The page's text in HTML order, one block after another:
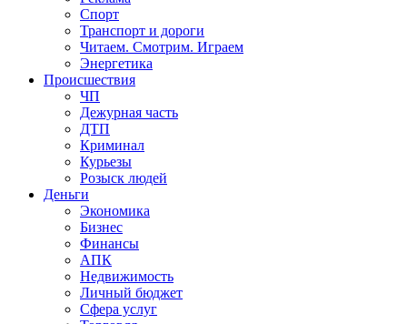
Спорт
Транспорт и дороги
Читаем. Смотрим. Играем
Энергетика
Происшествия
ЧП
Дежурная часть
ДТП
Криминал
Курьезы
Розыск людей
Деньги
Экономика
Бизнес
Финансы
АПК
Недвижимость
Личный бюджет
Сфера услуг